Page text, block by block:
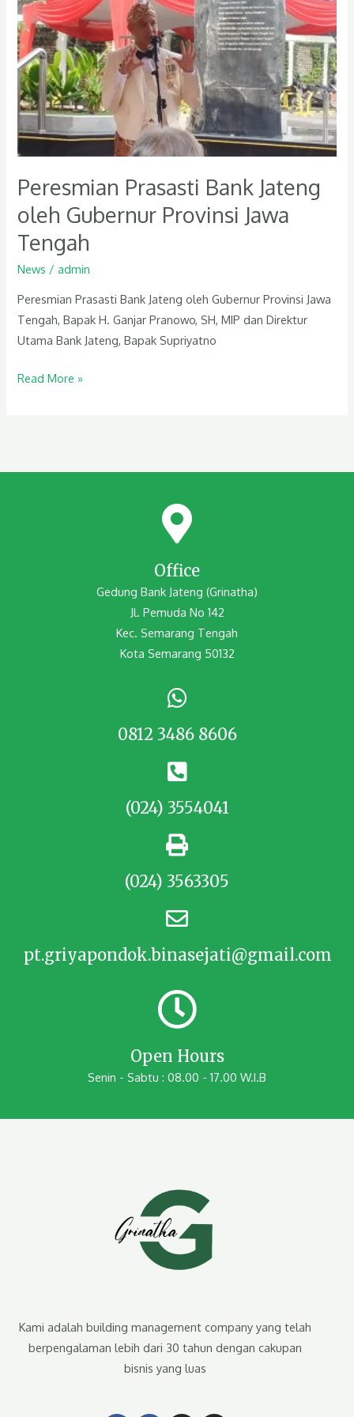
Peresmian Prasasti Bank Jateng
oleh Gubernur Provinsi Jawa
Tengah
News /admin
Peresmian Prasasti Bank Jateng oleh Gubernur Provinsi Jawa
Tengah, Bapak H. Ganjar Pranowo, SH, MIP dan Direktur
Utama Bank Jateng, Bapak Supriyatno
Prasasti
Bank
Jateng
oleh
Gubernur
Provinsi
Jawa
Tengah
Read More »
Office
Gedung Bank Jateng (Grinatha)
Jl. Pemuda No 142
Kec. Semarang Tengah
Kota Semarang 50132
0812 3486 8606
(024) 3554041
(024) 3563305
pt.griyapondok.binasejati@gmail.com
Open Hours
Senin - Sabtu : 08.00 - 17.00 W.I.B
Kami adalah building management company yang telah
berpengalaman lebih dari 30 tahun dengan cakupan
bisnis yang luas